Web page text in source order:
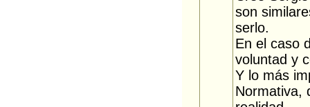
son
serlo.
En el caso
voluntad y
Y lo más
Normativa,